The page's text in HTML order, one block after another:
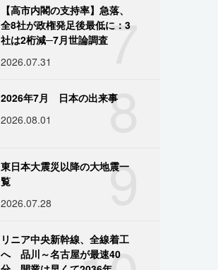
7
【高市内閣の支持率】急落、
全8社が政権発足後最低に：3
社は2桁減─7月世論調査
2026.07.31
8
2026年7月 日本の出来事
2026.08.01
9
東日本大震災以降の大地震一
覧
2026.07.28
リニア中央新幹線、全線着工
へ 品川～名古屋が最速40